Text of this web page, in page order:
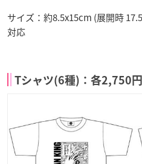
サイズ：約8.5x15cm (展開時
対応
Tシャツ(6種)：各2,750